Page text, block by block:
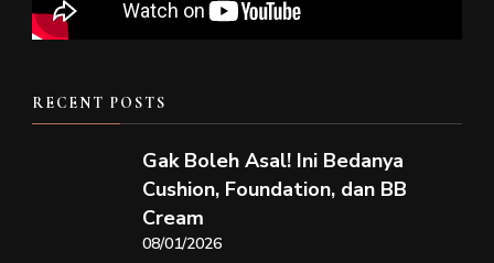
RECENT POSTS
Gak Boleh Asal! Ini Bedanya
Cushion, Foundation, dan BB
Cream
08/01/2026